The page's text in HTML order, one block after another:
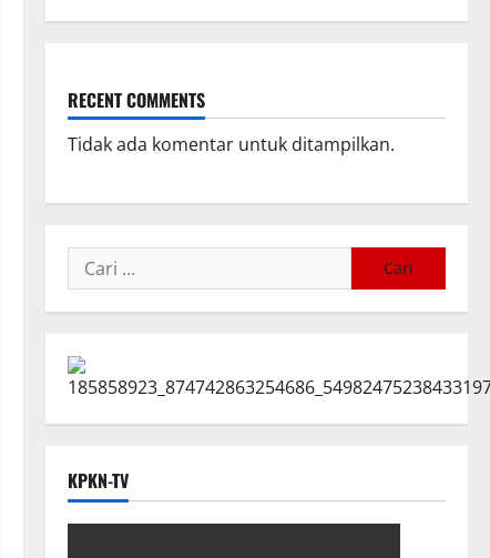
RECENT COMMENTS
Tidak ada komentar untuk ditampilkan.
KPKN-TV